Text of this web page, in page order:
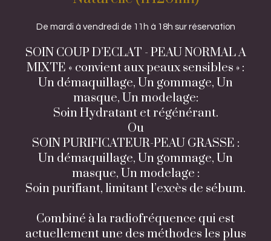
De mardi à vendredi de 11h à 18h sur réservation
SOIN COUP D’ECLAT - PEAU NORMAL A
MIXTE « convient aux peaux sensibles » :
Un démaquillage, Un gommage, Un
masque, Un modelage:
Soin Hydratant et régénérant.
Ou
SOIN PURIFICATEUR-PEAU GRASSE :
Un démaquillage, Un gommage, Un
masque, Un modelage :
Soin purifiant, limitant l’excès de sébum.
Combiné à la radiofréquence qui est
actuellement une des méthodes les plus